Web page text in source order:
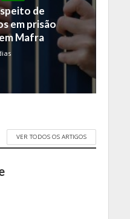
de
em prisão
Mafra
VER TODOS OS ARTIGOS